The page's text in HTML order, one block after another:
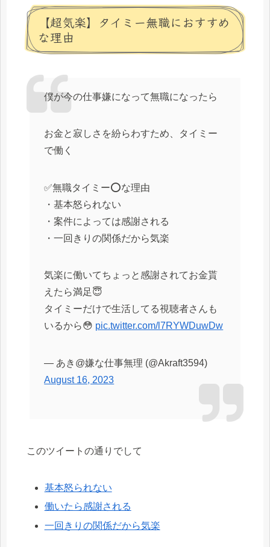
【超気楽】タイミー無職におすすめ
な理由
僕が今の仕事嫌になって無職になったら
お金と寂しさを紛らわすため、タイミー
で働く
✅無職タイミー⭕️な理由
・基本怒られない
・案件によっては感謝される
・一回きりの関係だから気楽
気楽に働いてちょっと感謝されてお金貰
えたら満足😇
タイミーだけで生活してる視聴者さんも
いるから😳 pic.twitter.com/l7RYWDuwDw
— あき@嫌な仕事無理 (@Akraft3594)
August 16, 2023
このツイートの通りでして
基本怒られない
働いたら感謝される
一回きりの関係だから気楽